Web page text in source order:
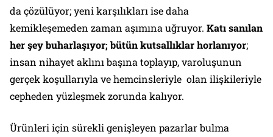
da çözülüyor; yeni karşılıkları ise daha
kemikleşemeden zaman aşımına uğruyor. Katı sanılan
her şey buharlaşıyor; bütün kutsallıklar horlanıyor;
insan nihayet aklını başına toplayıp, varoluşunun
gerçek koşullarıyla ve hemcinsleriyle olan ilişkileriyle
cepheden yüzleşmek zorunda kalıyor.
Ürünleri için sürekli genişleyen pazarlar bulma